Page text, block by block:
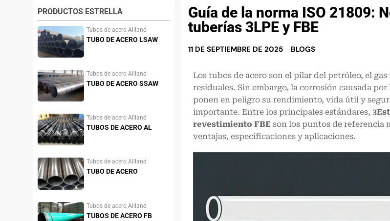
PRODUCTOS ESTRELLA
Tubos de acero Allland
TUBO DE ACERO LSAW
Tubos de acero Allland
TUBO DE ACERO SSAW
Tubos de acero Allland
TUBOS DE ACERO AL
Tubos de acero Allland
TUBO DE ACERO
Tubos de acero Allland
TUBOS DE ACERO FB
Guía de la norma ISO 21809:
tuberías 3LPE y FBE
11 DE SEPTIEMBRE DE 2025 BLOGS
Los tubos de acero son el pilar del petróleo, el
residuales. Sin embargo, la corrosión causada
ponen en peligro su rendimiento, vida útil y
importante. Entre los principales estándares, 3
revestimiento FBEson los puntos de referencia
ventajas, especificaciones y aplicaciones.